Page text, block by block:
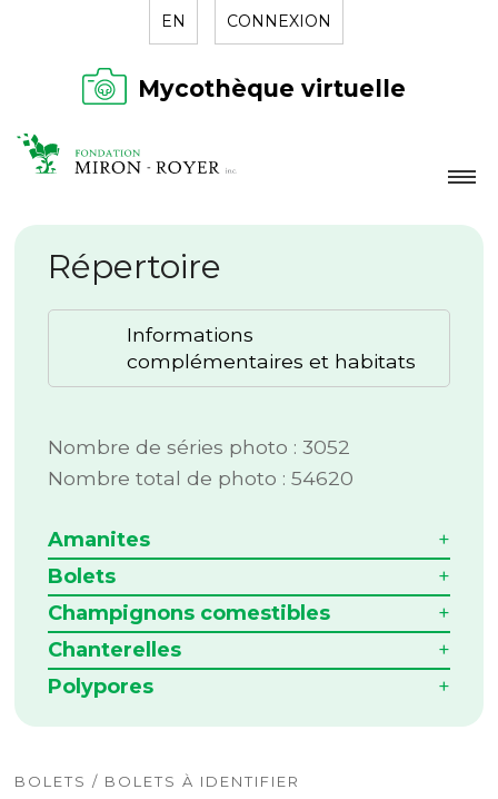
EN CONNEXION
Mycothèque virtuelle
LA FONDATION
NOUVELLES
RÉPERTOIRE
Répertoire
Informations
complémentaires et habitats
Nombre de séries photo : 3052
Nombre total de photo : 54620
Amanites
Bolets
Champignons comestibles
Chanterelles
Polypores
BOLETS / BOLETS À IDENTIFIER